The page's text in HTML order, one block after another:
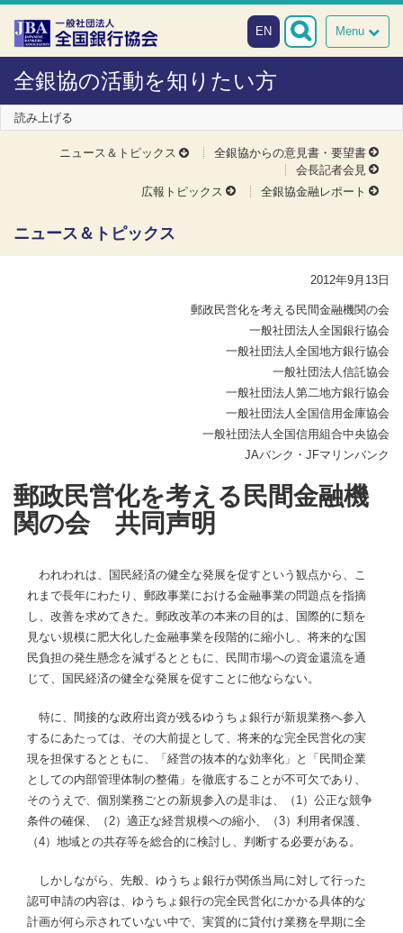
本文へスキップ
障がい者向け相談窓口
Menu
EN
全銀協の活動を知りたい方
読み上げる
ニュース＆トピックス
全銀協からの意見書・要望書
会長記者会見
広報トピックス
全銀協金融レポート
ニュース＆トピックス
2012年9月13日
郵政民営化を考える民間金融機関の会
一般社団法人全国銀行協会
一般社団法人全国地方銀行協会
一般社団法人信託協会
一般社団法人第二地方銀行協会
一般社団法人全国信用金庫協会
一般社団法人全国信用組合中央協会
JAバンク・JFマリンバンク
郵政民営化を考える民間金融機
関の会 共同声明
われわれは、国民経済の健全な発展を促すという観点から、こ
れまで長年にわたり、郵政事業における金融事業の問題点を指摘
し、改善を求めてきた。郵政改革の本来の目的は、国際的に類を
見ない規模に肥大化した金融事業を段階的に縮小し、将来的な国
民負担の発生懸念を減ずるとともに、民間市場への資金還流を通
じて、国民経済の健全な発展を促すことに他ならない。
特に、間接的な政府出資が残るゆうちょ銀行が新規業務へ参入
するにあたっては、その大前提として、将来的な完全民営化の実
現を担保するとともに、「経営の抜本的な効率化」と「民間企業
としての内部管理体制の整備」を徹底することが不可欠であり、
そのうえで、個別業務ごとの新規参入の是非は、（1）公正な競争
条件の確保、（2）適正な経営規模への縮小、（3）利用者保護、
（4）地域との共存等を総合的に検討し、判断する必要がある。
しかしながら、先般、ゆうちょ銀行が関係当局に対して行った
認可申請の内容は、ゆうちょ銀行の完全民営化にかかる具体的な
計画が何ら示されていない中で、実質的に貸付け業務を早期に全